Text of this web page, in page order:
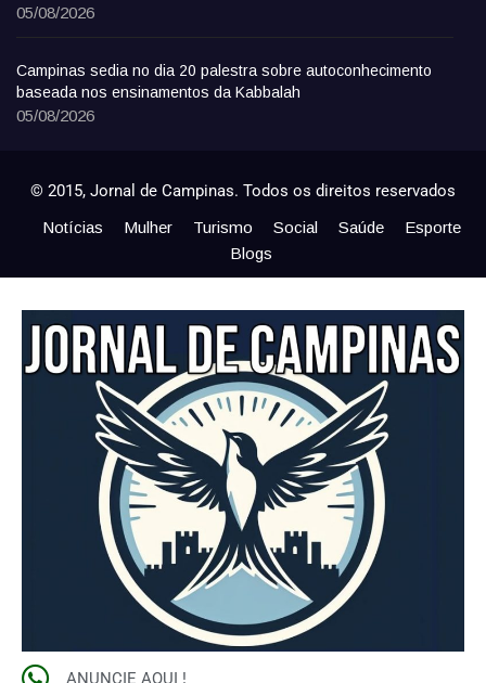
05/08/2026
Campinas sedia no dia 20 palestra sobre autoconhecimento
baseada nos ensinamentos da Kabbalah
05/08/2026
© 2015, Jornal de Campinas. Todos os direitos reservados
Notícias Mulher Turismo Social Saúde
Esporte
Blogs
ANUNCIE AQUI !